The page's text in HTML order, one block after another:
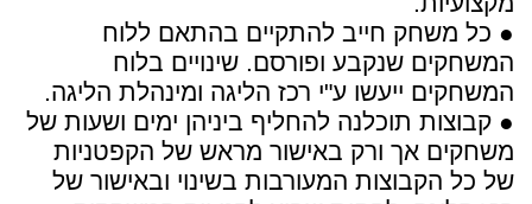
● כל משחק חייב להתקיים בהתאם ללוח
המשחקים שנקבע ופורסם. שינויים בלוח
המשחקים ייעשו ע"י רכז הליגה ומינהלת הליגה.
● קבוצות תוכלנה להחליף ביניהן ימים ושעות של
משחקים אך ורק באישור מראש של הקפטניות
של כל הקבוצות המעורבות בשינוי ובאישור של